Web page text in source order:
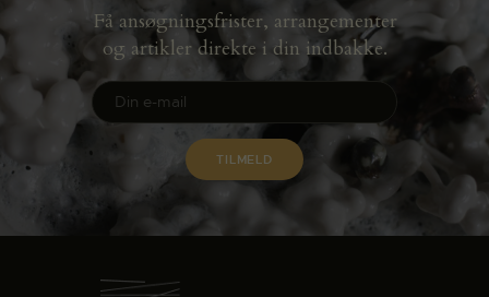
Få ansøgningsfrister, arrangementer
og artikler direkte i din indbakke.